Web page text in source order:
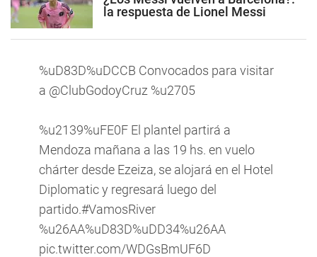
la respuesta de Lionel Messi
%uD83D%uDCCB Convocados para visitar
a @ClubGodoyCruz %u2705
%u2139%uFE0F El plantel partirá a
Mendoza mañana a las 19 hs. en vuelo
chárter desde Ezeiza, se alojará en el Hotel
Diplomatic y regresará luego del
partido.#VamosRiver
%u26AA%uD83D%uDD34%u26AA
pic.twitter.com/WDGsBmUF6D